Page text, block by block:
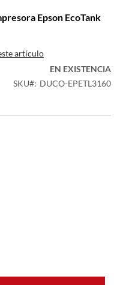
Epson EcoTank
artículo
EN EXISTENCIA
SKU
DUCO-EPETL3160